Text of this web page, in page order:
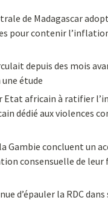
de Madagascar
pour contenir
depuis des mois
étude
Etat africain à ratifier
dédié aux violences
Gambie concluent un
consensuelle de
d’épauler la RDC